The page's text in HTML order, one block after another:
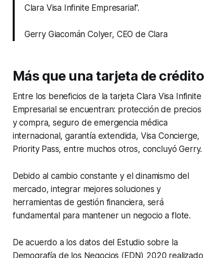
Clara Visa Infinite Empresarial”.
Gerry Giacomán Colyer, CEO de Clara
Más que una tarjeta de crédito
Entre los beneficios de la tarjeta Clara Visa Infinite
Empresarial se encuentran: protección de precios
y compra, seguro de emergencia médica
internacional, garantía extendida, Visa Concierge,
Priority Pass, entre muchos otros, concluyó Gerry.
Debido al cambio constante y el dinamismo del
mercado, integrar mejores soluciones y
herramientas de gestión financiera, será
fundamental para mantener un negocio a flote.
De acuerdo a los datos del Estudio sobre la
Demografía de los Negocios (EDN) 2020 realizado